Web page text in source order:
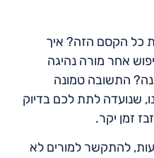
כל הקסם הזה? איך
אחר מורה נהיגה
התשובה טמונה
שנועדה לתת לכם בדיוק
זמן יקר.
להתקשר למורים לא